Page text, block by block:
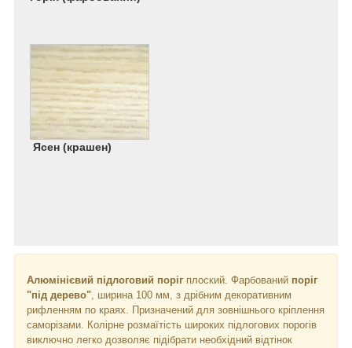
Ясен (крашен)
Алюмінієвий підлоговий поріг плоский. Фарбований поріг
"під дерево", ширина 100 мм, з дрібним декоративним
рифленням по краях. Призначений для зовнішнього кріплення
саморізами. Колірне розмаїтість широких підлогових порогів
виключно легко дозволяє підібрати необхідний відтінок